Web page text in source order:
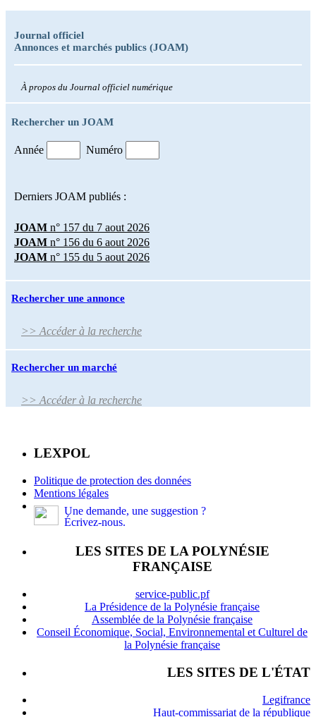
Journal officiel
Annonces et marchés publics (JOAM)
À propos du Journal officiel numérique
Rechercher un JOAM
Année Numéro
Derniers JOAM publiés :
JOAM n° 157 du 7 aout 2026
JOAM n° 156 du 6 aout 2026
JOAM n° 155 du 5 aout 2026
Rechercher une annonce
>> Accéder à la recherche
Rechercher un marché
>> Accéder à la recherche
LEXPOL
Politique de protection des données
Mentions légales
Une demande, une suggestion ?
Écrivez-nous.
LES SITES DE LA POLYNÉSIE
FRANÇAISE
service-public.pf
La Présidence de la Polynésie française
Assemblée de la Polynésie française
Conseil Économique, Social, Environnemental et Culturel de
la Polynésie française
LES SITES DE L'ÉTAT
Legifrance
Haut-commissariat de la république